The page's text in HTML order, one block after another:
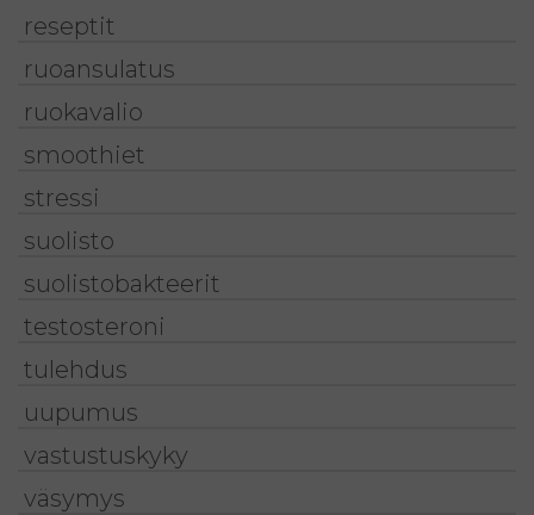
reseptit
ruoansulatus
ruokavalio
smoothiet
stressi
suolisto
suolistobakteerit
testosteroni
tulehdus
uupumus
vastustuskyky
väsymys